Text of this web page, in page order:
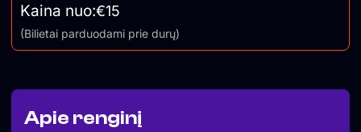
Apie renginį
Kaina nuo:€15
(Bilietai parduodami prie durų)